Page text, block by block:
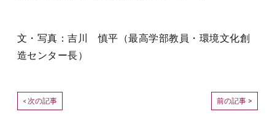
文・写真：吉川 慎平（最高学部教員・環境文化創
造センター長）
< 次の記事 前の記事 >